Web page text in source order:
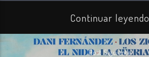
Continuar leyendo
Post Siguiente